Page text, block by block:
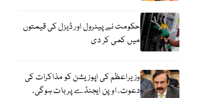
حکومت نے پیٹرول اور ڈیزل کی قیمتوں
میں کمی کر دی
وزیراعظم کی اپوزیشن کو مذاکرات کی
دعوت، اوپن ایجنڈے پر بات ہوگی،